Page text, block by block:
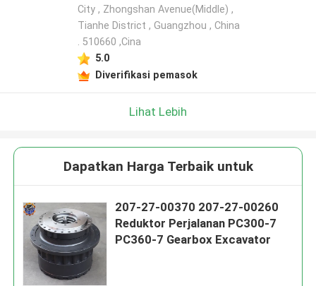
City , Zhongshan Avenue(Middle) ,
Tianhe District , Guangzhou , China
. 510660 ,Cina
5.0
Diverifikasi pemasok
Lihat Lebih
Dapatkan Harga Terbaik untuk
207-27-00370 207-27-00260
Reduktor Perjalanan PC300-7
PC360-7 Gearbox Excavator